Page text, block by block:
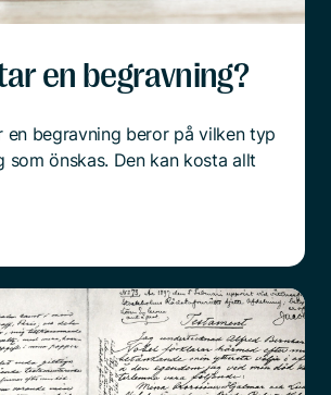
en begravning?
en begravning beror på vilken typ
som önskas. Den kan kosta allt